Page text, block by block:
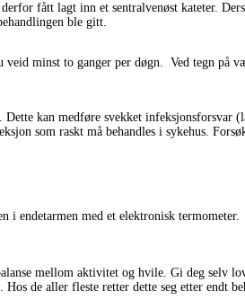
fått lagt inn et sentralvenøst kateter.
ble gitt.
minst to ganger per døgn. Ved tegn på
kan medføre svekket infeksjonsforsvar
som raskt må behandles i sykehus.
i endetarmen med et elektronisk termometer.
mellom aktivitet og hvile. Gi deg selv
de aller fleste retter dette seg etter endt